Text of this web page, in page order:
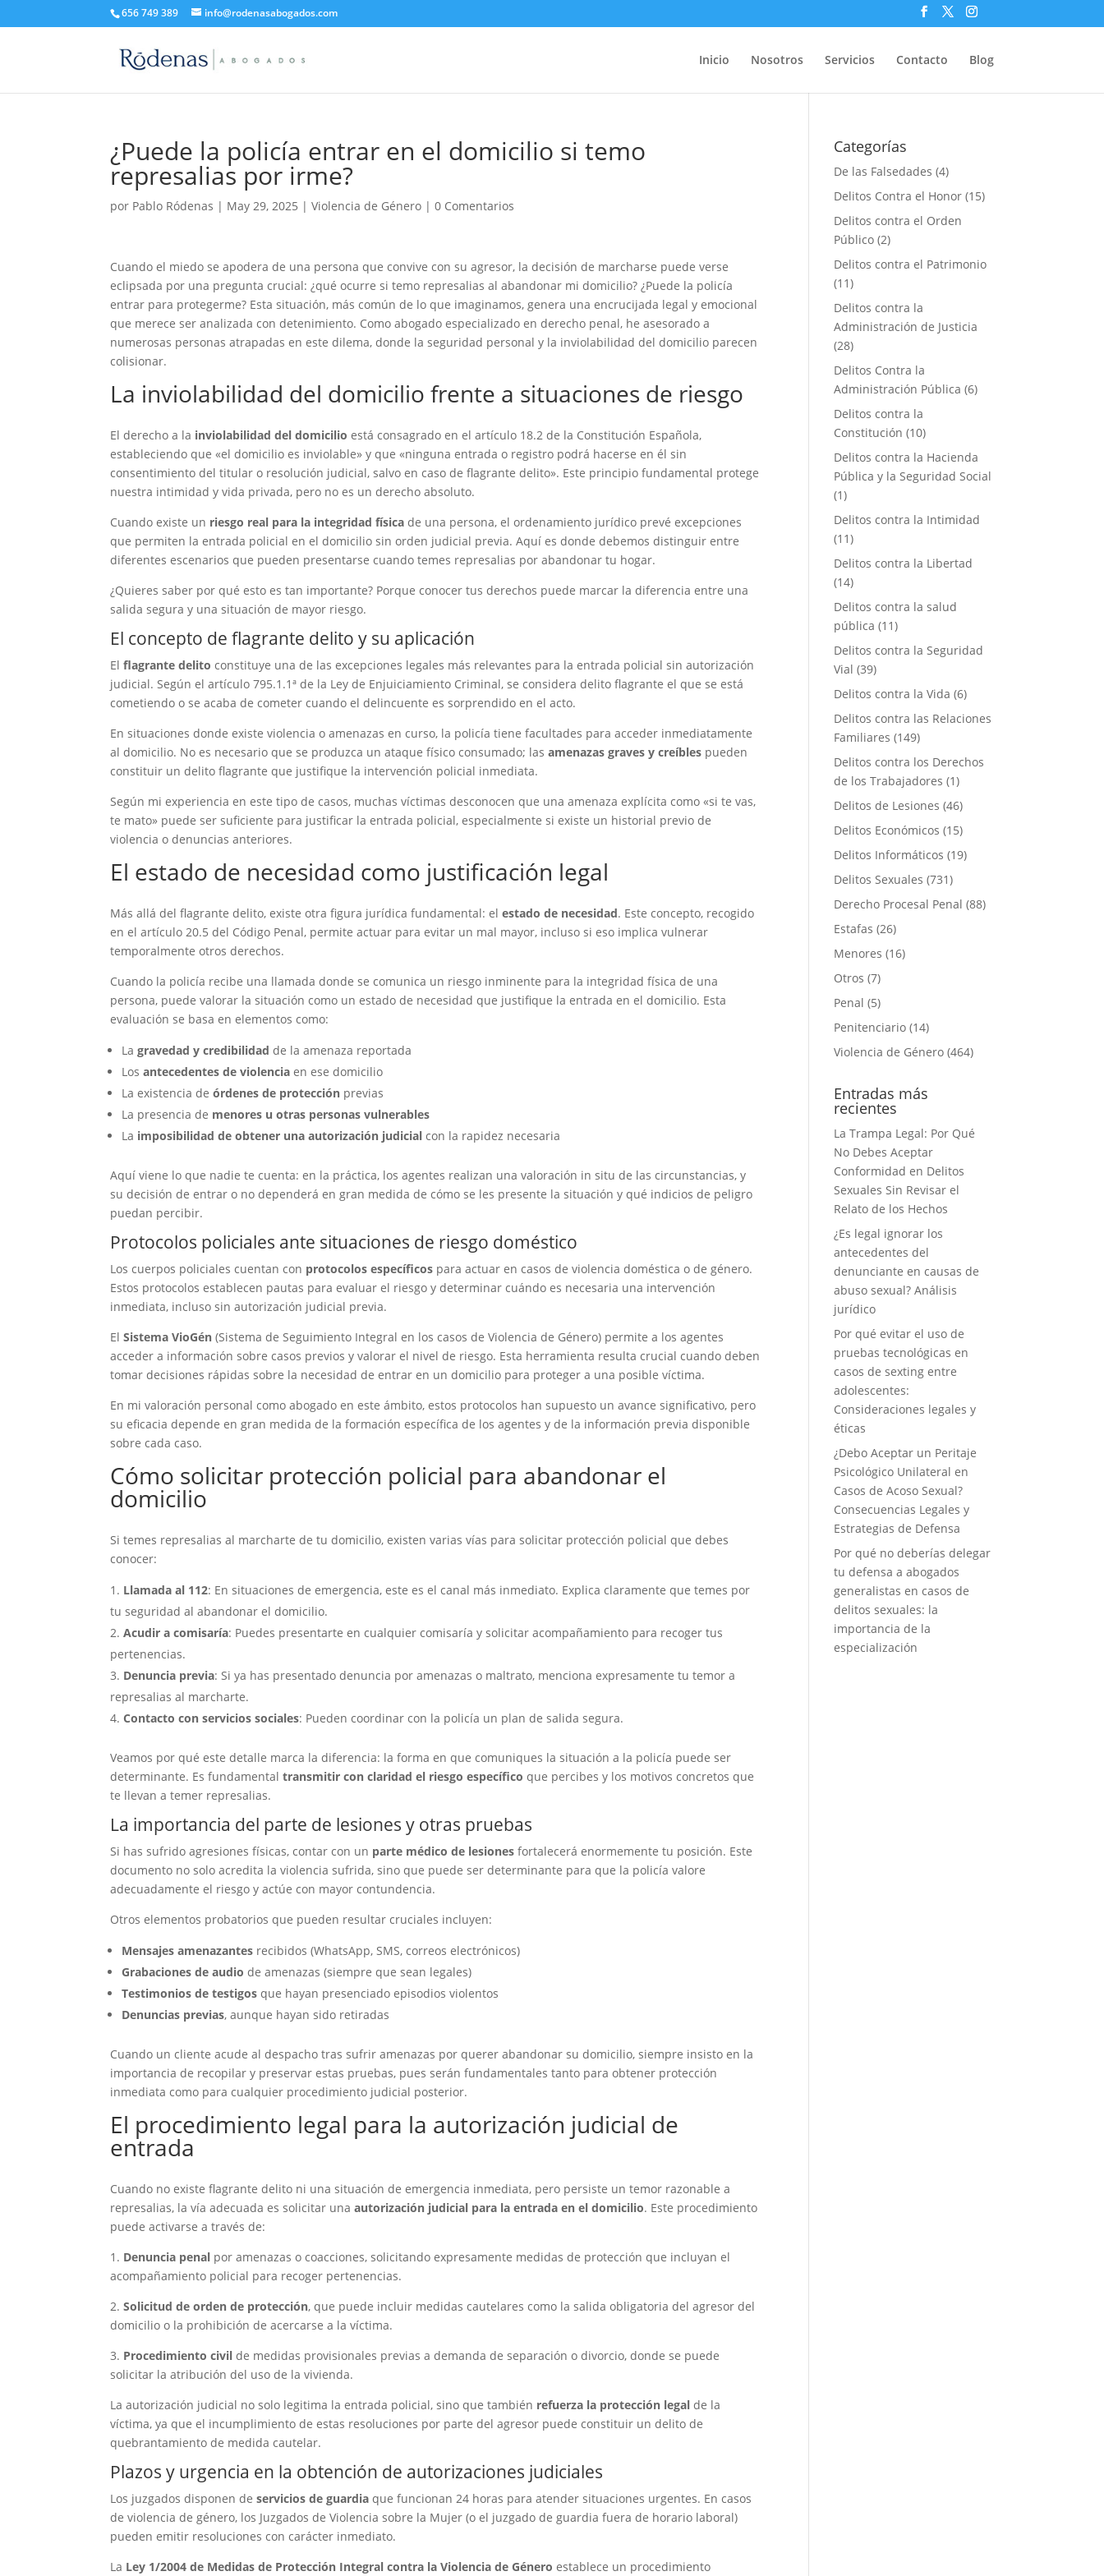
656 749 389 info@rodenasabogados.com
Inicio Nosotros Servicios Contacto Blog
¿Puede la policía entrar en el domicilio si temo
represalias por irme?
por Pablo Ródenas | May 29, 2025 |Violencia de Género |0 Comentarios
Cuando el miedo se apodera de una persona que convive con su agresor, la decisión de marcharse puede verse
eclipsada por una pregunta crucial: ¿qué ocurre si temo represalias al abandonar mi domicilio? ¿Puede la policía
entrar para protegerme? Esta situación, más común de lo que imaginamos, genera una encrucijada legal y emocional
que merece ser analizada con detenimiento. Como abogado especializado en derecho penal, he asesorado a
numerosas personas atrapadas en este dilema, donde la seguridad personal y la inviolabilidad del domicilio parecen
colisionar.
La inviolabilidad del domicilio frente a situaciones de riesgo
El derecho a la inviolabilidad del domicilio está consagrado en el artículo 18.2 de la Constitución Española,
estableciendo que «el domicilio es inviolable» y que «ninguna entrada o registro podrá hacerse en él sin
consentimiento del titular o resolución judicial, salvo en caso de flagrante delito». Este principio fundamental protege
nuestra intimidad y vida privada, pero no es un derecho absoluto.
Cuando existe un riesgo real para la integridad física de una persona, el ordenamiento jurídico prevé excepciones
que permiten la entrada policial en el domicilio sin orden judicial previa. Aquí es donde debemos distinguir entre
diferentes escenarios que pueden presentarse cuando temes represalias por abandonar tu hogar.
¿Quieres saber por qué esto es tan importante? Porque conocer tus derechos puede marcar la diferencia entre una
salida segura y una situación de mayor riesgo.
El concepto de flagrante delito y su aplicación
Elflagrante delito constituye una de las excepciones legales más relevantes para la entrada policial sin autorización
judicial. Según el artículo 795.1.1ª de la Ley de Enjuiciamiento Criminal, se considera delito flagrante el que se está
cometiendo o se acaba de cometer cuando el delincuente es sorprendido en el acto.
En situaciones donde existe violencia o amenazas en curso, la policía tiene facultades para acceder inmediatamente
al domicilio. No es necesario que se produzca un ataque físico consumado; lasamenazas graves y creíbles pueden
constituir un delito flagrante que justifique la intervención policial inmediata.
Según mi experiencia en este tipo de casos, muchas víctimas desconocen que una amenaza explícita como «si te vas,
te mato» puede ser suficiente para justificar la entrada policial, especialmente si existe un historial previo de
violencia o denuncias anteriores.
El estado de necesidad como justificación legal
Más allá del flagrante delito, existe otra figura jurídica fundamental: elestado de necesidad. Este concepto, recogido
en el artículo 20.5 del Código Penal, permite actuar para evitar un mal mayor, incluso si eso implica vulnerar
temporalmente otros derechos.
Cuando la policía recibe una llamada donde se comunica un riesgo inminente para la integridad física de una
persona, puede valorar la situación como un estado de necesidad que justifique la entrada en el domicilio. Esta
evaluación se basa en elementos como:
Lagravedad y credibilidad de la amenaza reportada
Losantecedentes de violencia en ese domicilio
La existencia deórdenes de protección previas
La presencia de menores u otras personas vulnerables
La imposibilidad de obtener una autorización judicial con la rapidez necesaria
Aquí viene lo que nadie te cuenta: en la práctica, los agentes realizan una valoración in situ de las circunstancias, y
su decisión de entrar o no dependerá en gran medida de cómo se les presente la situación y qué indicios de peligro
puedan percibir.
Protocolos policiales ante situaciones de riesgo doméstico
Los cuerpos policiales cuentan con protocolos específicos para actuar en casos de violencia doméstica o de género.
Estos protocolos establecen pautas para evaluar el riesgo y determinar cuándo es necesaria una intervención
inmediata, incluso sin autorización judicial previa.
ElSistema VioGén (Sistema de Seguimiento Integral en los casos de Violencia de Género) permite a los agentes
acceder a información sobre casos previos y valorar el nivel de riesgo. Esta herramienta resulta crucial cuando deben
tomar decisiones rápidas sobre la necesidad de entrar en un domicilio para proteger a una posible víctima.
En mi valoración personal como abogado en este ámbito, estos protocolos han supuesto un avance significativo, pero
su eficacia depende en gran medida de la formación específica de los agentes y de la información previa disponible
sobre cada caso.
Cómo solicitar protección policial para abandonar el
domicilio
Si temes represalias al marcharte de tu domicilio, existen varias vías para solicitar protección policial que debes
conocer:
Llamada al 112: En situaciones de emergencia, este es el canal más inmediato. Explica claramente que temes por
tu seguridad al abandonar el domicilio.
Acudir a comisaría: Puedes presentarte en cualquier comisaría y solicitar acompañamiento para recoger tus
pertenencias.
Denuncia previa: Si ya has presentado denuncia por amenazas o maltrato, menciona expresamente tu temor a
represalias al marcharte.
Contacto con servicios sociales: Pueden coordinar con la policía un plan de salida segura.
Veamos por qué este detalle marca la diferencia: la forma en que comuniques la situación a la policía puede ser
determinante. Es fundamentaltransmitir con claridad el riesgo específico que percibes y los motivos concretos que
te llevan a temer represalias.
La importancia del parte de lesiones y otras pruebas
Si has sufrido agresiones físicas, contar con un parte médico de lesiones fortalecerá enormemente tu posición. Este
documento no solo acredita la violencia sufrida, sino que puede ser determinante para que la policía valore
adecuadamente el riesgo y actúe con mayor contundencia.
Otros elementos probatorios que pueden resultar cruciales incluyen:
Mensajes amenazantes recibidos (WhatsApp, SMS, correos electrónicos)
Grabaciones de audio de amenazas (siempre que sean legales)
Testimonios de testigos que hayan presenciado episodios violentos
Denuncias previas, aunque hayan sido retiradas
Cuando un cliente acude al despacho tras sufrir amenazas por querer abandonar su domicilio, siempre insisto en la
importancia de recopilar y preservar estas pruebas, pues serán fundamentales tanto para obtener protección
inmediata como para cualquier procedimiento judicial posterior.
El procedimiento legal para la autorización judicial de
entrada
Cuando no existe flagrante delito ni una situación de emergencia inmediata, pero persiste un temor razonable a
represalias, la vía adecuada es solicitar unaautorización judicial para la entrada en el domicilio. Este procedimiento
puede activarse a través de:
1. Denuncia penal por amenazas o coacciones, solicitando expresamente medidas de protección que incluyan el
acompañamiento policial para recoger pertenencias.
2.Solicitud de orden de protección, que puede incluir medidas cautelares como la salida obligatoria del agresor del
domicilio o la prohibición de acercarse a la víctima.
3. Procedimiento civil de medidas provisionales previas a demanda de separación o divorcio, donde se puede
solicitar la atribución del uso de la vivienda.
La autorización judicial no solo legitima la entrada policial, sino que también refuerza la protección legal de la
víctima, ya que el incumplimiento de estas resoluciones por parte del agresor puede constituir un delito de
quebrantamiento de medida cautelar.
Plazos y urgencia en la obtención de autorizaciones judiciales
Los juzgados disponen deservicios de guardia que funcionan 24 horas para atender situaciones urgentes. En casos
de violencia de género, los Juzgados de Violencia sobre la Mujer (o el juzgado de guardia fuera de horario laboral)
pueden emitir resoluciones con carácter inmediato.
La Ley 1/2004 de Medidas de Protección Integral contra la Violencia de Género establece un procedimiento
Categorías
De las Falsedades (4)
Delitos Contra el Honor (15)
Delitos contra el Orden
Público (2)
Delitos contra el Patrimonio
(11)
Delitos contra la
Administración de Justicia
(28)
Delitos Contra la
Administración Pública (6)
Delitos contra la
Constitución (10)
Delitos contra la Hacienda
Pública y la Seguridad Social
(1)
Delitos contra la Intimidad
(11)
Delitos contra la Libertad
(14)
Delitos contra la salud
pública (11)
Delitos contra la Seguridad
Vial (39)
Delitos contra la Vida (6)
Delitos contra las Relaciones
Familiares (149)
Delitos contra los Derechos
de los Trabajadores (1)
Delitos de Lesiones (46)
Delitos Económicos (15)
Delitos Informáticos (19)
Delitos Sexuales (731)
Derecho Procesal Penal (88)
Estafas (26)
Menores (16)
Otros (7)
Penal (5)
Penitenciario (14)
Violencia de Género (464)
Entradas más
recientes
La Trampa Legal: Por Qué
No Debes Aceptar
Conformidad en Delitos
Sexuales Sin Revisar el
Relato de los Hechos
¿Es legal ignorar los
antecedentes del
denunciante en causas de
abuso sexual? Análisis
jurídico
Por qué evitar el uso de
pruebas tecnológicas en
casos de sexting entre
adolescentes:
Consideraciones legales y
éticas
¿Debo Aceptar un Peritaje
Psicológico Unilateral en
Casos de Acoso Sexual?
Consecuencias Legales y
Estrategias de Defensa
Por qué no deberías delegar
tu defensa a abogados
generalistas en casos de
delitos sexuales: la
importancia de la
especialización